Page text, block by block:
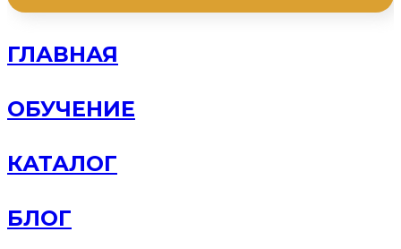
ГЛАВНАЯ
ОБУЧЕНИЕ
КАТАЛОГ
БЛОГ